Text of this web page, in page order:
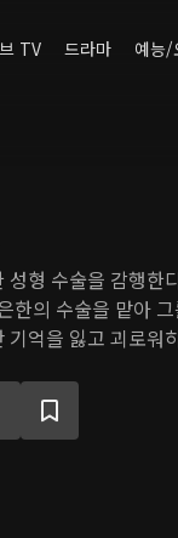
TV 드라마 예능/
형 수술을 감행한
한의 수술을 맡아
억을 잃고 괴로워
낸다. 하지만 은한
그들의 앞에 모습